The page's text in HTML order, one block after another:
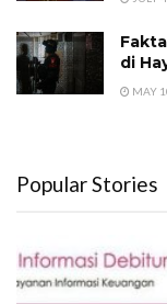
di
MAY
Popular Stories